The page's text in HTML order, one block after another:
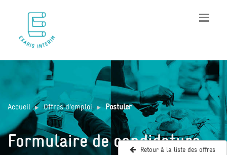
Accueil Offres d'emploi Postuler
Formulaire de candidature
Retour à la liste des offres